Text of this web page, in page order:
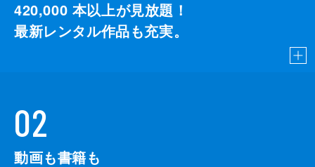
420,000 本以上が見放題！
最新レンタル作品も充実。
02
動画も書籍も